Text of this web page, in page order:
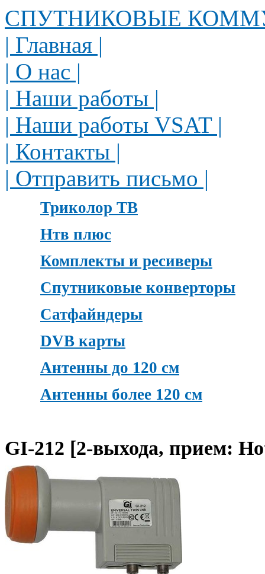
СПУТНИКОВЫЕ
| Главная |
| О нас |
| Наши работы |
| Наши работы VSAT |
| Контакты |
| Отправить письмо |
Триколор ТВ
Нтв плюс
Комплекты и ресиверы
Спутниковые конверторы
Сатфайндеры
DVB карты
Антенны до 120 см
Антенны более 120 см
GI-212 [2-выхода, прием: